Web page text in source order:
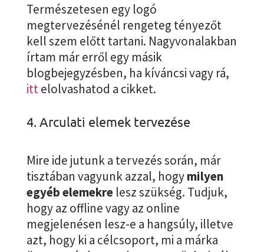
Természetesen egy logó
megtervezésénél rengeteg tényezőt
kell szem előtt tartani. Nagyvonalakban
írtam már erről egy másik
blogbejegyzésben, ha kíváncsi vagy rá,
ittelolvashatod a cikket.
4. Arculati elemek tervezése
Mire ide jutunk a tervezés során, már
tisztában vagyunk azzal, hogymilyen
egyéb elemekrelesz szükség. Tudjuk,
hogy az offline vagy az online
megjelenésen lesz-e a hangsúly, illetve
azt, hogy ki a célcsoport, mi a márka